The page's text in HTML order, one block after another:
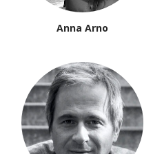
Anna Arno